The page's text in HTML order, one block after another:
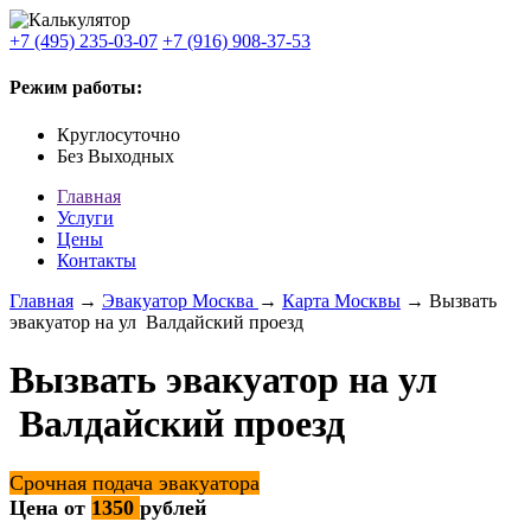
+7 (495) 235-03-07 +7 (916) 908-37-53
Режим работы:
Круглосуточно
Без Выходных
Главная
Услуги
Цены
Контакты
Главная → Эвакуатор Москва → Карта Москвы → Вызвать
эвакуатор на ул Валдайский проезд
Вызвать эвакуатор на ул
Валдайский проезд
Срочная подача эвакуатора
Цена от 1350 рублей